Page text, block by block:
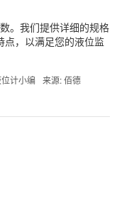
。我们提供详细的规格
点，以满足您的液位监
计小编 来源: 佰德